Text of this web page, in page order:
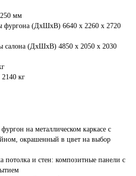
мм
фургона (ДхШхВ) 6640 х 2260 х 2720
салона (ДхШхВ) 4850 х 2050 х 2030
кг
на металлическом каркасе с
окрашенный в цвет на выбор
потолка и стен: композитные панели с